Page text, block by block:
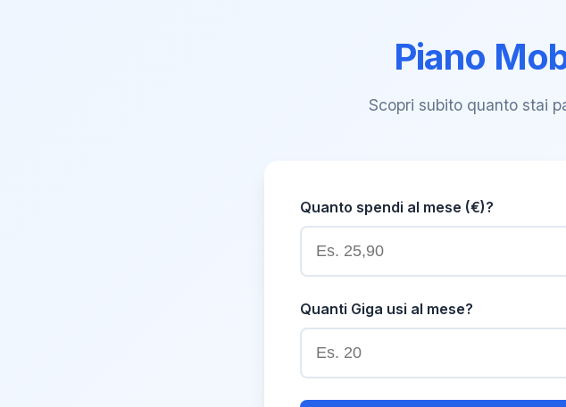
Piano
Scopri subito quanto stai
Quanto spendi al mese (€)?
Quanti Giga usi al mese?